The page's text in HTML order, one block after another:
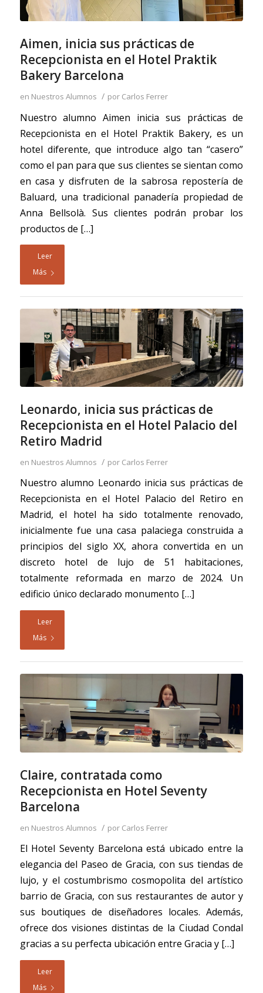
Aimen, inicia sus prácticas de
Recepcionista en el Hotel Praktik
Bakery Barcelona
en Nuestros Alumnos / por Carlos Ferrer
Nuestro alumno Aimen inicia sus prácticas de
Recepcionista en el Hotel Praktik Bakery, es un
hotel diferente, que introduce algo tan “casero”
como el pan para que sus clientes se sientan como
en casa y disfruten de la sabrosa repostería de
Baluard, una tradicional panadería propiedad de
Anna Bellsolà. Sus clientes podrán probar los
productos de […]
Leer
Más
Leonardo, inicia sus prácticas de
Recepcionista en el Hotel Palacio del
Retiro Madrid
en Nuestros Alumnos / por Carlos Ferrer
Nuestro alumno Leonardo inicia sus prácticas de
Recepcionista en el Hotel Palacio del Retiro en
Madrid, el hotel ha sido totalmente renovado,
inicialmente fue una casa palaciega construida a
principios del siglo XX, ahora convertida en un
discreto hotel de lujo de 51 habitaciones,
totalmente reformada en marzo de 2024. Un
edificio único declarado monumento […]
Leer
Más
Claire, contratada como
Recepcionista en Hotel Seventy
Barcelona
en Nuestros Alumnos / por Carlos Ferrer
El Hotel Seventy Barcelona está ubicado entre la
elegancia del Paseo de Gracia, con sus tiendas de
lujo, y el costumbrismo cosmopolita del artístico
barrio de Gracia, con sus restaurantes de autor y
sus boutiques de diseñadores locales. Además,
ofrece dos visiones distintas de la Ciudad Condal
gracias a su perfecta ubicación entre Gracia y […]
Leer
Más